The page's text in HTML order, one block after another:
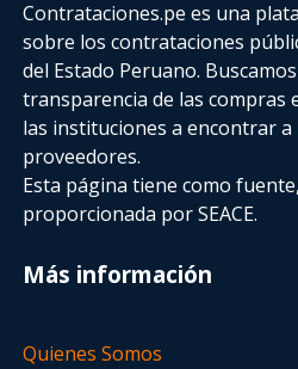
Contrataciones.pe es una
sobre los contrataciones
del Estado Peruano.
transparencia de las compras
las instituciones a encontrar a
proveedores.
Esta página tiene como
proporcionada por SEACE.
Más información
Quienes Somos